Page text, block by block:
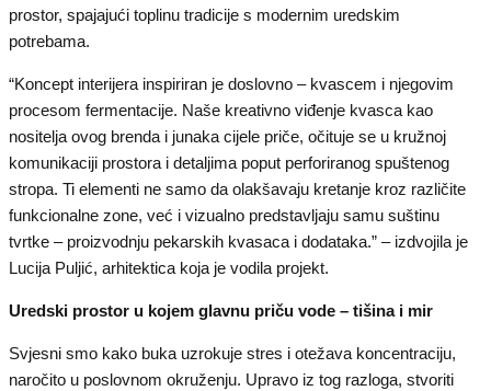
prostor, spajajući toplinu tradicije s modernim uredskim
potrebama.
“Koncept interijera inspiriran je doslovno – kvascem i njegovim
procesom fermentacije. Naše kreativno viđenje kvasca kao
nositelja ovog brenda i junaka cijele priče, očituje se u kružnoj
komunikaciji prostora i detaljima poput perforiranog spuštenog
stropa. Ti elementi ne samo da olakšavaju kretanje kroz različite
funkcionalne zone, već i vizualno predstavljaju samu suštinu
tvrtke – proizvodnju pekarskih kvasaca i dodataka.” – izdvojila je
Lucija Puljić, arhitektica koja je vodila projekt.
Uredski prostor u kojem glavnu priču vode – tišina i mir
Svjesni smo kako buka uzrokuje stres i otežava koncentraciju,
naročito u poslovnom okruženju. Upravo iz tog razloga, stvoriti